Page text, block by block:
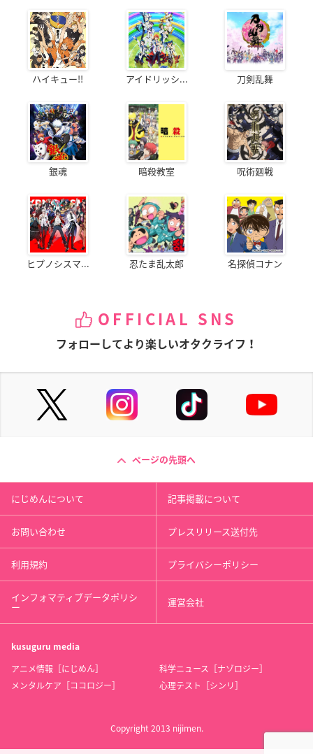
ハイキュー!! アイドリッシ... 刀剣乱舞
銀魂 暗殺教室 呪術廻戦
ヒプノシスマ... 忍たま乱太郎 名探偵コナン
OFFICIAL SNS
フォローしてより楽しいオタクライフ！
ページの先頭へ
にじめんについて 記事掲載について
お問い合わせ プレスリリース送付先
利用規約 プライバシーポリシー
インフォマティブデータポリシ
ー 運営会社
kusuguru media
アニメ情報［にじめん］
科学ニュース［ナゾロジー］
メンタルケア［ココロジー］
心理テスト［シンリ］
Copyright 2013 nijimen.